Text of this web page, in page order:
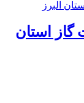
گاز استان